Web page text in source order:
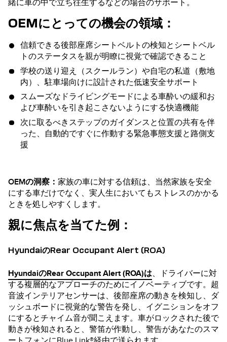
緒に車の中で立ち往生するなどの場合のサポート。
OEMにとっての機会の領域：
信頼できる後部座席シートベルトの検知とシートベル
トのステータスを親が明瞭に視覚で確認できること
学校の送り迎え（スクールラン）や自宅の私道（敷地
内）、駐車場向けに設計された低速安全サポート
スムーズなドライビングモードによる車酔いの緩和お
よび車酔いを引き起こさないようにする快適機能
次に取るべきステップのガイダンスと位置の共有を伴
った、自動的ですぐに作動する緊急事態支援と路側支
援
OEMの洞察： 家族の車に対する信頼は、当然家族を安全
にする車だけでなく、実人生においてもストレスのかかる
ときを処しやすくします。
親に焦点を当てた例：
HyundaiのRear Occupant Alert (ROA)
HyundaiのRear Occupant Alert (ROA)は、ドライバーに対
する複層的なアプローチのためにイノベーティブです。超
音波インテリアセンサーは、後部座席の動きを検知し、ダ
ッシュボードに視覚的な警告を発し、イグニションをオフ
にするとチャイム音が聞こえます。車がロックされた後で
動きが検知されると、警笛が作動し、警告があなたのスマ